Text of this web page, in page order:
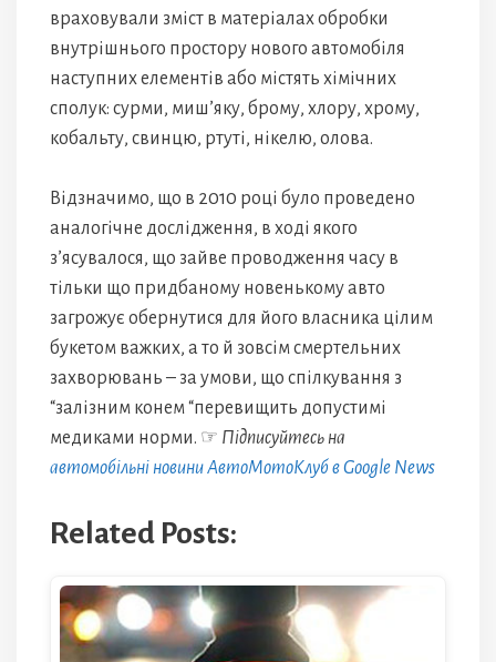
враховували зміст в матеріалах обробки
внутрішнього простору нового автомобіля
наступних елементів або містять хімічних
сполук: сурми, миш’яку, брому, хлору, хрому,
кобальту, свинцю, ртуті, нікелю, олова.
Відзначимо, що в 2010 році було проведено
аналогічне дослідження, в ході якого
з’ясувалося, що зайве проводження часу в
тільки що придбаному новенькому авто
загрожує обернутися для його власника цілим
букетом важких, а то й зовсім смертельних
захворювань – за умови, що спілкування з
“залізним конем “перевищить допустимі
медиками норми. ☞ Підписуйтесь на
автомобільні новини АвтоМотоКлуб в Google News
Related Posts: